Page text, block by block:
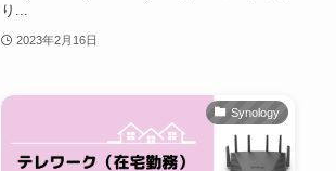
り...
2023年2月16日
Synology